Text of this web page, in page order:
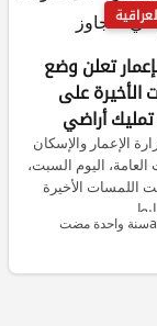
تعلن وضع
الأخيرة على
أراضي
الإعمار والإسكان
العامة، اليوم السبت،
اللمسات الأخيرة
سنة واحدة مضت